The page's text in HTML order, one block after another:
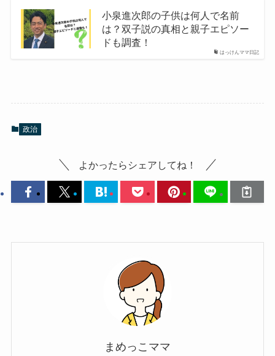
はっけんママ日記
小泉進次郎の子供は何人で名前
は？双子説の真相と親子エピソー
ドも調査！
政治
よかったらシェアしてね！
まめっこママ